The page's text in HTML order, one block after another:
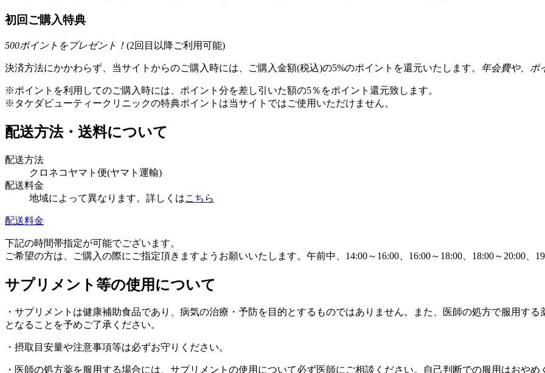
初回ご購入特典
500ポイントをプレゼント！ (2回目以降ご利用可能)
決済方法にかかわらず、当サイトからのご購入時には、ご購入金額(税込)の5%のポイントを還元いたします。 年会費や、ポ
※ポイントを利用してのご購入時には、ポイント分を差し引いた額の5％をポイント還元致します。
※タケダビューティークリニックの特典ポイントは当サイトではご使用いただけません。
配送方法・送料について
配送方法
クロネコヤマト便(ヤマト運輸)
配送料金
地域によって異なります。詳しくはこちら
配送料金
下記の時間帯指定が可能でございます。
ご希望の方は、ご購入の際にご指定頂きますようお願いいたします。午前中、14:00～16:00、16:00～18:00、18:00～20:00、
サプリメント等の使用について
・サプリメントは健康補助食品であり、病気の治療・予防を目的とするものではありません。また、医師の処方で服用す
となることを予めご了承ください。
・摂取目安量や注意事項等は必ずお守りください。
・医師の処方薬を服用する場合には、サプリメントの使用について必ず医師にご相談ください。自己判断での服用はおやめ